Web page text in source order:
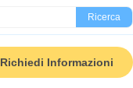
Ricerca
Richiedi Informazioni